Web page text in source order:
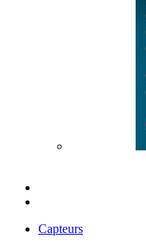
Capteurs